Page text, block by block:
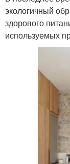
экологичный
здорового
используемых